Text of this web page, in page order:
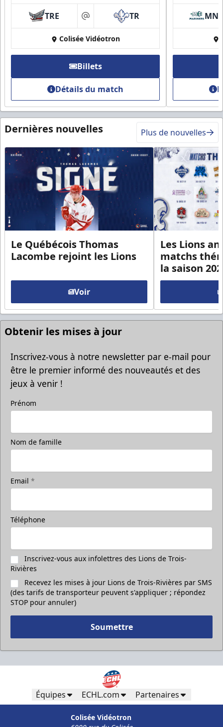
TRE at TR
Colisée Vidéotron
Billets
Détails du match
MNE
Dernières nouvelles Plus de nouvelles
Le Québécois Thomas
Lacombe rejoint les Lions
Voir
Les Lions
matchs
la saison
Obtenir les mises à jour
Inscrivez-vous à notre newsletter par e-mail pour
être le premier informé des nouveautés et des
jeux à venir !
Prénom
Nom de famille
Email *
Téléphone
Inscrivez-vous aux infolettres des Lions de Trois-
Rivières
Recevez les mises à jour Lions de Trois-Rivières par SMS
(des tarifs de transporteur peuvent s'appliquer ; répondez
STOP pour annuler)
Soumettre
Équipes ECHL.com Partenaires
Colisée Vidéotron